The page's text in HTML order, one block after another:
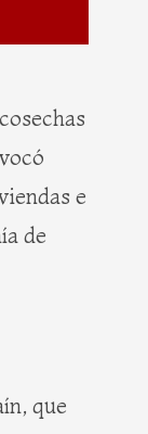
e
de
que